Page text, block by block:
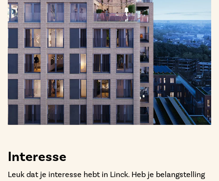
Interesse
Leuk dat je interesse hebt in Linck. Heb je belangstelling
Verkoop Linck van start!
De verkoop van Linck is officieel begonnen. Neem
een kijkje in het woningaanbod, kies jouw favoriet
en start je inschrijving. We helpen je graag verder
bij de volgende stap.
Bekijk het aanbod